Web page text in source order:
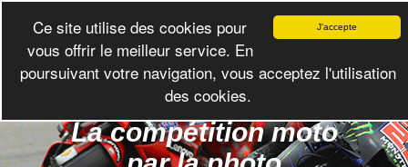
La compétition moto
J'accepte
Ce site utilise des cookies pour
vous offrir le meilleur service. En
poursuivant votre navigation, vous acceptez l'utilisation
des cookies.